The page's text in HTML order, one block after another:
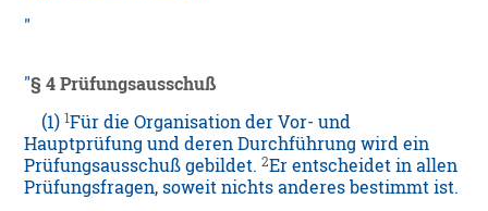
§ 4 Prüfungsausschuß
(1)1Für die Organisation der Vor- und
Hauptprüfung und deren Durchführung wird ein
Prüfungsausschuß gebildet.2Er entscheidet in allen
Prüfungsfragen, soweit nichts anderes bestimmt ist.